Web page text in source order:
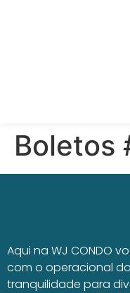
Boletos
Aqui na WJ CONDO
com o operacional
tranquilidade para